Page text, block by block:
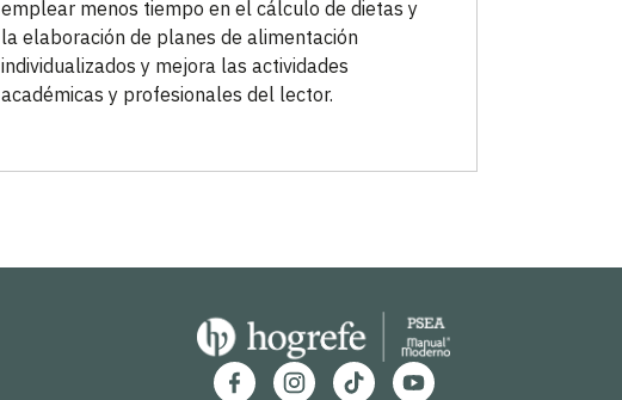
emplear menos tiempo en el cálculo de dietas y
la elaboración de planes de alimentación
individualizados y mejora las actividades
académicas y profesionales del lector.